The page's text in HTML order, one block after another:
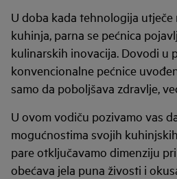
U doba kada tehnologija
kuhinja, parna se pećnica
kulinarskih inovacija. Dovodi u
konvencionalne pećnice
samo da poboljšava zdravlje,
U ovom vodiču pozivamo vas
mogućnostima svojih
pare otključavamo dimenziju
obećava jela puna živosti i